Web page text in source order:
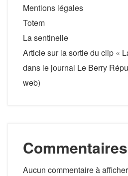
Mentions légales
Totem
La sentinelle
Article sur la sortie du clip «
dans le journal Le Berry
web)
Aucun commentaire à